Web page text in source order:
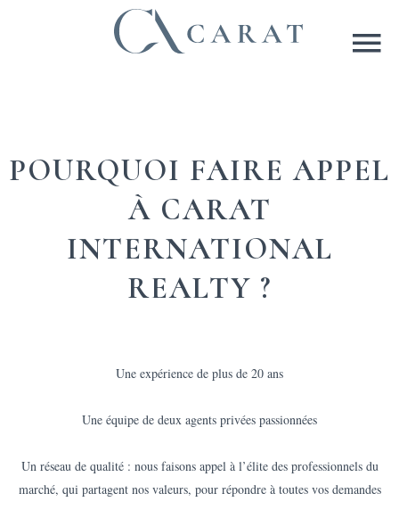
POURQUOI FAIRE APPEL
À CARAT
INTERNATIONAL
REALTY ?
Une expérience de plus de 20 ans
Une équipe de deux agents privées passionnées
Un réseau de qualité : nous faisons appel à l’élite des professionnels du
marché, qui partagent nos valeurs, pour répondre à toutes vos demandes